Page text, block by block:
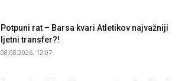
Potpuni rat – Barsa kvari Atletikov najvažniji
ljetni transfer?!
08.08.2026. 12:07